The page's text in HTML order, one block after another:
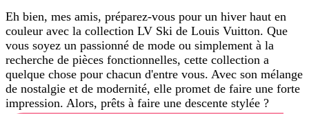
Eh bien, mes amis, préparez-vous pour un hiver haut en
couleur avec la collection LV Ski de Louis Vuitton. Que
vous soyez un passionné de mode ou simplement à la
recherche de pièces fonctionnelles, cette collection a
quelque chose pour chacun d'entre vous. Avec son mélange
de nostalgie et de modernité, elle promet de faire une forte
impression. Alors, prêts à faire une descente stylée ?